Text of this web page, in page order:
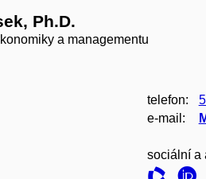
Ph.D.
a managementu
telefon:
e‑mail:
sociální a